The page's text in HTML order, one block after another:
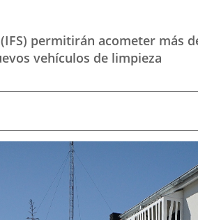
permitirán acometer más
vehículos de limpieza